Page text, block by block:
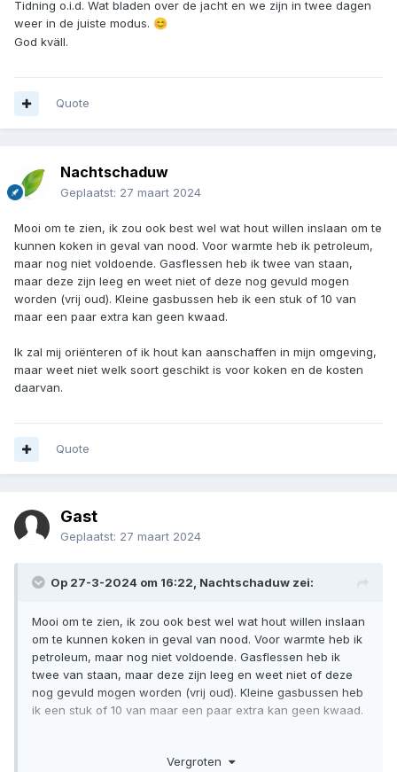
Tidning o.i.d. Wat bladen over de jacht en we zijn in twee dagen
weer in de juiste modus. 😊
God kväll.
Quote
Nachtschaduw
Geplaatst: 27 maart 2024
Mooi om te zien, ik zou ook best wel wat hout willen inslaan om te
kunnen koken in geval van nood. Voor warmte heb ik petroleum,
maar nog niet voldoende. Gasflessen heb ik twee van staan,
maar deze zijn leeg en weet niet of deze nog gevuld mogen
worden (vrij oud). Kleine gasbussen heb ik een stuk of 10 van
maar een paar extra kan geen kwaad.
Ik zal mij oriënteren of ik hout kan aanschaffen in mijn omgeving,
maar weet niet welk soort geschikt is voor koken en de kosten
daarvan.
Quote
Gast
Geplaatst: 27 maart 2024
Op 27-3-2024 om 16:22, Nachtschaduw zei:
Mooi om te zien, ik zou ook best wel wat hout willen inslaan
om te kunnen koken in geval van nood. Voor warmte heb ik
petroleum, maar nog niet voldoende. Gasflessen heb ik
twee van staan, maar deze zijn leeg en weet niet of deze
nog gevuld mogen worden (vrij oud). Kleine gasbussen heb
ik een stuk of 10 van maar een paar extra kan geen kwaad.
omgeving, maar weet niet welk soort geschikt is voor koken
Vergroten